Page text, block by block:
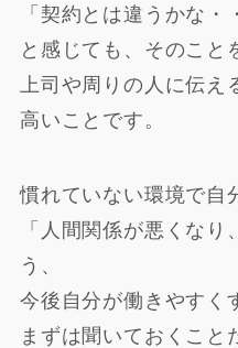
「契約とは違うかな・
と感じても、そのこと
上司や周りの人に伝
高いことです。
慣れていない環境で自
「人間関係が悪くな
う、
今後自分が働きやすく
まずは聞いておくこと